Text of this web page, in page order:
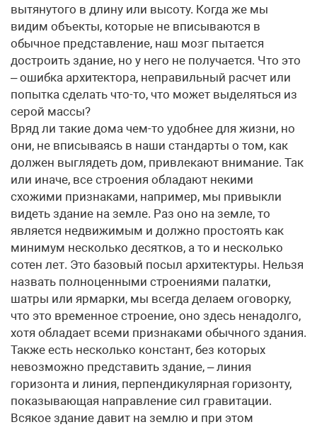
вытянутого в длину или высоту. Когда же мы
видим объекты, которые не вписываются в
обычное представление, наш мозг пытается
достроить здание, но у него не получается. Что это
– ошибка архитектора, неправильный расчет или
попытка сделать что-то, что может выделяться из
серой массы?
Вряд ли такие дома чем-то удобнее для жизни, но
они, не вписываясь в наши стандарты о том, как
должен выглядеть дом, привлекают внимание. Так
или иначе, все строения обладают некими
схожими признаками, например, мы привыкли
видеть здание на земле. Раз оно на земле, то
является недвижимым и должно простоять как
минимум несколько десятков, а то и несколько
сотен лет. Это базовый посыл архитектуры. Нельзя
назвать полноценными строениями палатки,
шатры или ярмарки, мы всегда делаем оговорку,
что это временное строение, оно здесь ненадолго,
хотя обладает всеми признаками обычного здания.
Также есть несколько констант, без которых
невозможно представить здание, – линия
горизонта и линия, перпендикулярная горизонту,
показывающая направление сил гравитации.
Всякое здание давит на землю и при этом